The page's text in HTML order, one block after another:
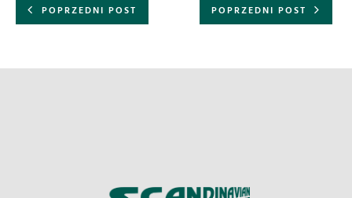
POPRZEDNI POST POPRZEDNI POST